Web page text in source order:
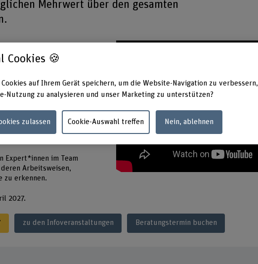
Mehrwert über den gesamten
die Rolle eines Product
Umfeld vorbereiten
zu prägen und im
um die
über den ganzen
Expert*innen im Team
Arbeitsweisen,
zu erkennen.
2027.
zu den Infoveranstaltungen Beratungstermin buchen
Cookies 🍪
auf Ihrem Gerät speichern, um die Website-Navigation zu verbessern,
Nutzung zu analysieren und unser Marketing zu unterstützen?
zulassen Cookie-Auswahl treffen Nein, ablehnen